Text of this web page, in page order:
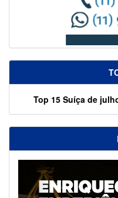
Top 15 Suíça de